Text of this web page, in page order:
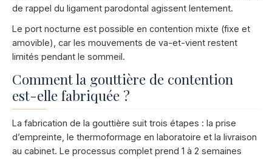
de rappel du ligament parodontal agissent lentement.
Le port nocturne est possible en contention mixte (fixe et
amovible), car les mouvements de va-et-vient restent
limités pendant le sommeil.
Comment la gouttière de contention
est-elle fabriquée ?
La fabrication de la gouttière suit trois étapes : la prise
d’empreinte, le thermoformage en laboratoire et la livraison
au cabinet. Le processus complet prend 1 à 2 semaines